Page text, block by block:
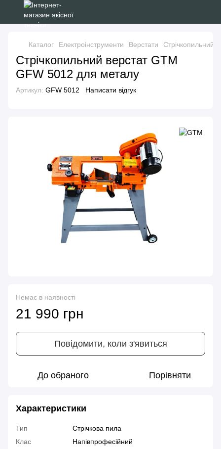
Каталог Електроінструменти Верстати Стрічкопильний
Стрічкопильний верстат GTM
GFW 5012 для металу
Артикул: GFW 5012 Написати відгук
Немає в наявності
21 990 грн
Повідомити, коли з'явиться
До обраного Порівняти
Характеристики
Тип
Стрічкова пила
Клас
Напівпрофесійний